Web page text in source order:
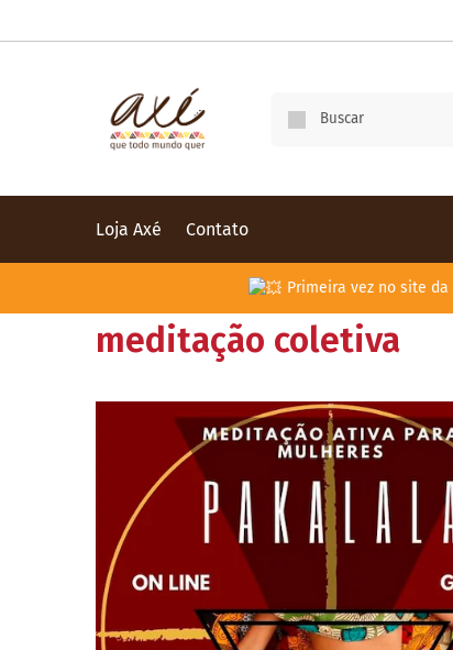
Loja Axé Contato
Primeira vez no site da
meditação coletiva